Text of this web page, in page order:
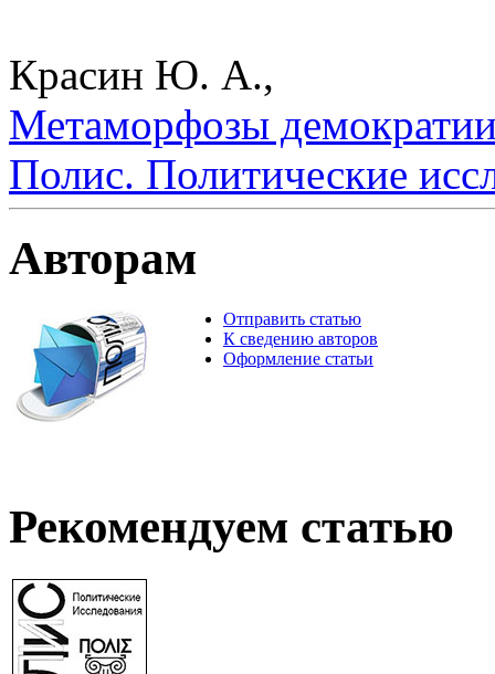
Красин Ю. А.,
Метаморфозы
Полис. Политические
Авторам
Отправить статью
К сведению авторов
Оформление статьи
Рекомендуем статью